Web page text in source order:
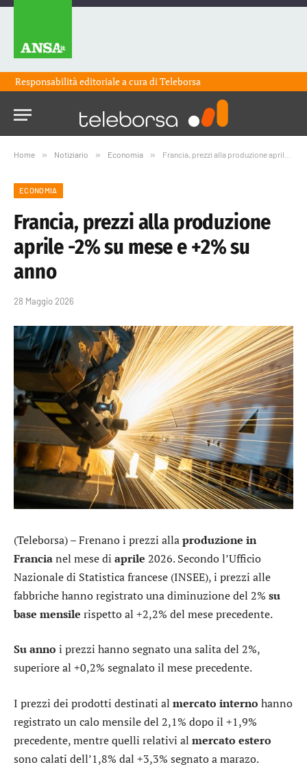
Responsabilità editoriale a cura diTeleborsa
Home » Notiziario » Economia » Francia, prezzi alla produzione aprile -2% su mese e +2% su anno
ECONOMIA
Francia, prezzi alla produzione
aprile -2% su mese e +2% su
anno
28 Maggio 2026
(Teleborsa) – Frenano i prezzi allaproduzione in
Francianel mese di aprile 2026. Secondo l’Ufficio
Nazionale di Statistica francese (INSEE), i prezzi alle
fabbriche hanno registrato una diminuzione del 2% su
base mensile rispetto al +2,2% del mese precedente.
Su anno i prezzi hanno segnato una salita del 2%,
superiore al +0,2% segnalato il mese precedente.
I prezzi dei prodotti destinati al mercato interno hanno
registrato un calo mensile del 2,1% dopo il +1,9%
precedente, mentre quelli relativi al mercato estero
sono calati dell’1,8% dal +3,3% segnato a marazo.